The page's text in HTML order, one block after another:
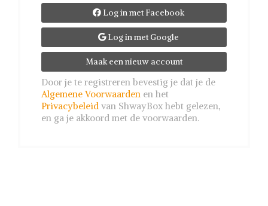
Log in met Facebook
Log in met Google
Maak een nieuw account
Door je te registreren bevestig je dat je de
Algemene Voorwaarden en het
Privacybeleid van ShwayBox hebt gelezen,
en ga je akkoord met de voorwaarden.